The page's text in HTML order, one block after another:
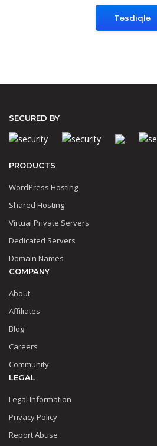
Təsdiqlə
SECURED BY
PRODUCTS
WordPress Hosting
Shared Hosting
Virtual Private Servers
Dedicated Servers
Domain Names
COMPANY
About
Affiliates
Blog
Careers
Community
LEGAL
Legal Information
Privacy Policy
Report Abuse